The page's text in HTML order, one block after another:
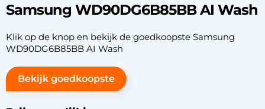
Samsung WD90DG6B85BB AI Wash
Klik op de knop en bekijk de goedkoopste Samsung
WD90DG6B85BB AI Wash
Bekijk goedkoopste